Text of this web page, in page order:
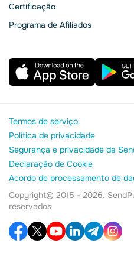
Сertificação
Programa de Afiliados
Termos de serviço
Política de privacidade
Segurança e privacidade da
Declaração de Cookie
Acordo de processamento de
Copyright© 2015 - 2026.
reservados